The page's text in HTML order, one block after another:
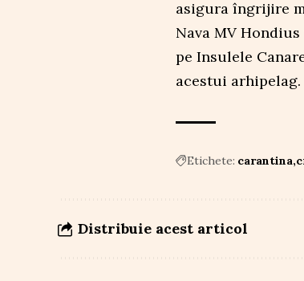
asigura îngrijire
Nava MV
pe Insulele
acestui arhipelag.
Etichete: carantina
Distribuie acest articol